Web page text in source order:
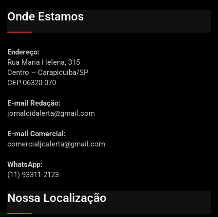
Onde Estamos
Endereço:
Rua Maria Helena, 315
Centro – Carapicuíba/SP
CEP 06320-070
E-mail Redação:
jornalcidalerta@gmail.com
E-mail Comercial:
comercialjcalerta@gmail.com
WhatsApp:
(11) 93311-2123
Nossa Localização